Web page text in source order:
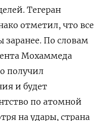
Тегеран
отметил, что все
заранее. По словам
Мохаммеда
получил
и будет
по атомной
на удары, страна